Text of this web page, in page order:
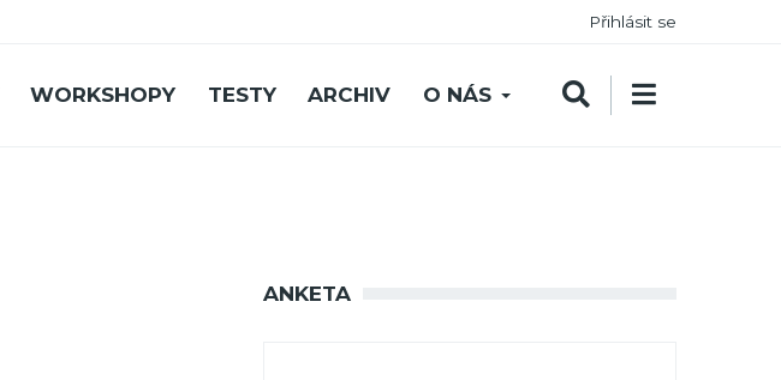
Přihlásit se
WORKSHOPY TESTY ARCHIV O NÁS
ANKETA